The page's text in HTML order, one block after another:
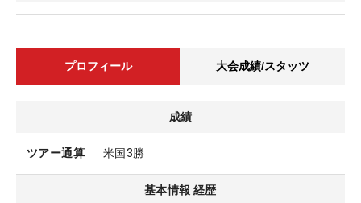
プロフィール 大会成績/スタッツ
成績
ツアー通算 米国3勝
基本情報 経歴